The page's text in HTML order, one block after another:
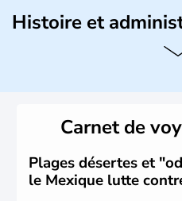
Histoire et
Bordé au Sud par le
Carnet de
Plages désertes et
le Mexique lutte